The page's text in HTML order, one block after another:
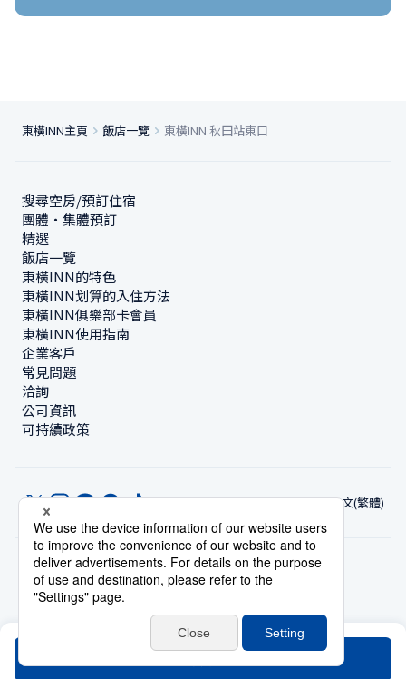
東橫INN主頁 飯店一覽 東橫INN 秋田站東口
搜尋空房/預訂住宿
團體・集體預訂
精選
飯店一覽
東橫INN的特色
東橫INN划算的入住方法
東橫INN俱樂部卡會員
東橫INN使用指南
企業客戶
常見問題
洽詢
公司資訊
可持續政策
中文(繁體)
© Toyoko Inn Co., Ltd.
隱私設定隱私保護政策根據特定商業交易法的標示網站政策
帳號使用條款持卡會員條款